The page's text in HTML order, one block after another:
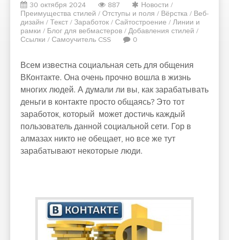
30 октября 2024 887 Новости /
Преимущества стилей / Отступы и поля / Вёрстка / Веб-
дизайн / Текст / Заработок / Сайтостроение / Линии и
рамки / Блог для вебмастеров / Добавления стилей /
Ссылки / Самоучитель CSS 0
Всем известна социальная сеть для общения
ВКонтакте. Она очень прочно вошла в жизнь
многих людей. А думали ли вы, как зарабатывать
деньги в контакте просто общаясь? Это тот
заработок, который может достичь каждый
пользователь данной социальной сети. Гор в
алмазах никто не обещает, но все же тут
зарабатывают некоторые люди.